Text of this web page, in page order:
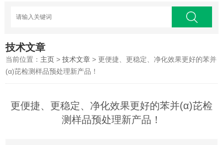
技术文章
当前位置： 主页 >技术文章 > 更便捷、更稳定、净化效果更好的苯并
(α)芘检测样品预处理新产品！
更便捷、更稳定、净化效果更好的苯并(α)芘检
测样品预处理新产品！